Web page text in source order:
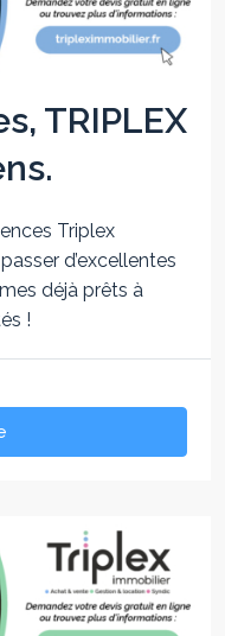
TRIPLEX
Triplex
d’excellentes
déjà prêts à
!